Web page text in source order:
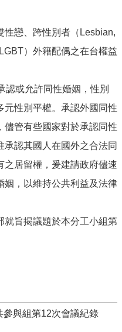
性戀、跨性別者（Lesbian,
）外籍配偶之在台權益
認或允許同性婚姻，性別
元性別平權。承認外國同性
儘管有些國家對於承認同性
認其國人在國外之合法同
之居留權，爰建請政府儘速
姻，以維持公共利益及法律
就旨揭議題於本分工小組第
與組第12次會議紀錄